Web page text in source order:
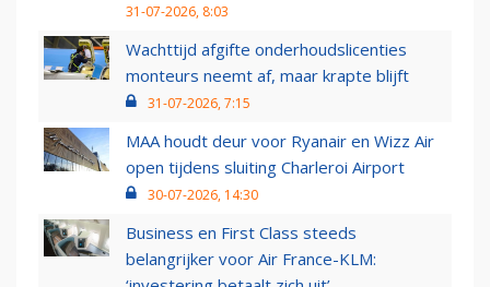
31-07-2026, 8:03
Wachttijd afgifte onderhoudslicenties
monteurs neemt af, maar krapte blijft
31-07-2026, 7:15
MAA houdt deur voor Ryanair en Wizz Air
open tijdens sluiting Charleroi Airport
30-07-2026, 14:30
Business en First Class steeds
belangrijker voor Air France-KLM: